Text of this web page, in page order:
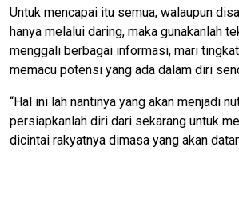
Untuk mencapai itu semua, walaupun
hanya melalui daring, maka gunakanlah
menggali berbagai informasi, mari
memacu potensi yang ada dalam diri
“Hal ini lah nantinya yang akan menjadi
persiapkanlah diri dari sekarang untuk
dicintai rakyatnya dimasa yang akan